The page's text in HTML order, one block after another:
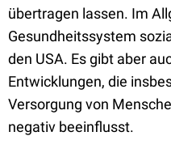
übertragen lassen. Im
Gesundheitssystem
den USA. Es gibt aber
Entwicklungen, die
Versorgung von
negativ beeinflusst.